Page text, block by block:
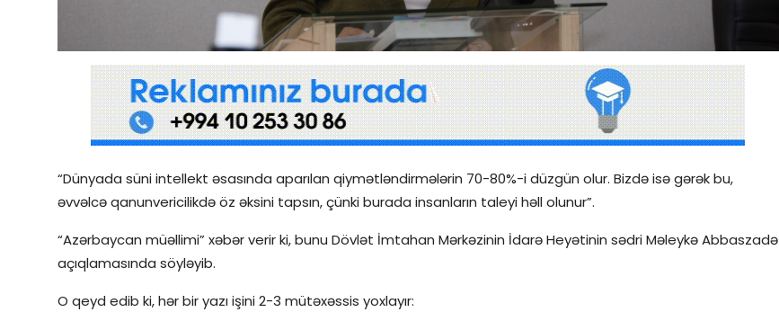
“Dünyada süni intellekt əsasında aparılan qiymətləndirmələrin 70-80%-i düzgün olur. Bizdə isə gərək bu,
əvvəlcə qanunvericilikdə öz əksini tapsın, çünki burada insanların taleyi həll olunur”.
“Azərbaycan müəllimi” xəbər verir ki, bunu Dövlət İmtahan Mərkəzinin İdarə Heyətinin sədri Məleykə Abbaszadə
açıqlamasında söyləyib.
O qeyd edib ki, hər bir yazı işini 2-3 mütəxəssis yoxlayır: